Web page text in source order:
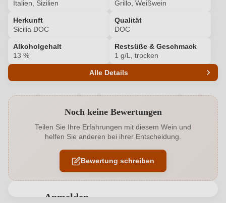
Italien, Sizilien Grillo, Weißwein
Herkunft
Sicilia DOC
Qualität
DOC
Alkoholgehalt
13 %
Restsüße & Geschmack
1 g/L, trocken
Alle Details
Alkoholgehalt in % 13 %
Allergene Enthält Sulfite
Ausbau Edelstahltank
Noch keine Bewertungen
Teilen Sie Ihre Erfahrungen mit diesem Wein und
helfen Sie anderen bei ihrer Entscheidung.
Bewertung schreiben
Anmelden